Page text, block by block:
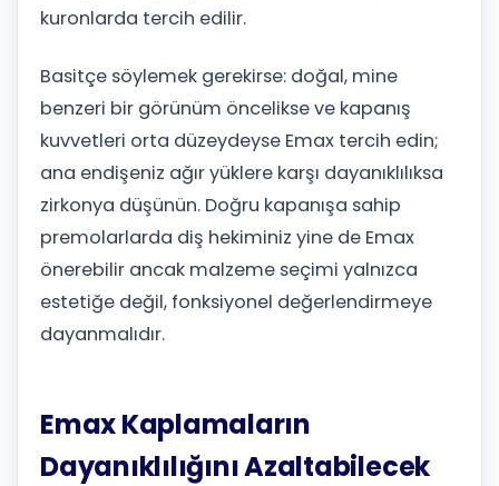
kuronlarda tercih edilir.
Basitçe söylemek gerekirse: doğal, mine
benzeri bir görünüm öncelikse ve kapanış
kuvvetleri orta düzeydeyse Emax tercih edin;
ana endişeniz ağır yüklere karşı dayanıklılıksa
zirkonya düşünün. Doğru kapanışa sahip
premolarlarda diş hekiminiz yine de Emax
önerebilir ancak malzeme seçimi yalnızca
estetiğe değil, fonksiyonel değerlendirmeye
dayanmalıdır.
Emax Kaplamaların
Dayanıklılığını Azaltabilecek